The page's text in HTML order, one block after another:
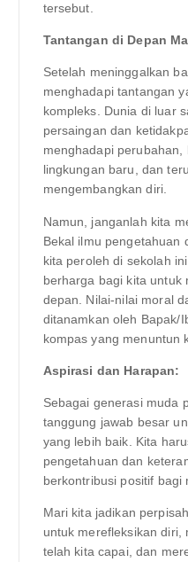
tersebut.
Tantangan di Depan
Setelah meninggalkan
menghadapi tantangan
kompleks. Dunia di luar
persaingan dan
menghadapi
lingkungan baru, dan
mengembangkan diri.
Namun, janganlah kita
Bekal ilmu pengetahuan
kita peroleh di sekolah
berharga bagi kita untuk
depan. Nilai-nilai moral
ditanamkan oleh Bapak/
kompas yang menuntun
Aspirasi dan Harapan:
Sebagai generasi muda
tanggung jawab besar
yang lebih baik. Kita
pengetahuan dan
berkontribusi positif bagi
Mari kita jadikan
untuk merefleksikan diri,
telah kita capai, dan